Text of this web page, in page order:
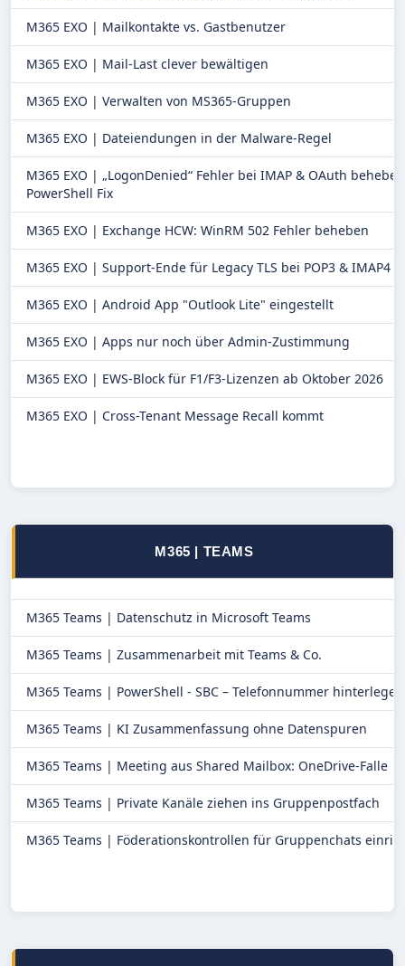
M365 EXO | Mailkontakte vs. Gastbenutzer
M365 EXO | Mail-Last clever bewältigen
M365 EXO | Verwalten von MS365‑Gruppen
M365 EXO | Dateiendungen in der Malware-Regel
M365 EXO | „LogonDenied“ Fehler bei IMAP & OAuth
PowerShell Fix
M365 EXO | Exchange HCW: WinRM 502 Fehler beheben
M365 EXO | Support-Ende für Legacy TLS bei POP3 & IMAP4
M365 EXO | Android App "Outlook Lite" eingestellt
M365 EXO | Apps nur noch über Admin-Zustimmung
M365 EXO | EWS-Block für F1/F3-Lizenzen ab Oktober 2026
M365 EXO | Cross-Tenant Message Recall kommt
M365 | TEAMS
M365 Teams | Datenschutz in Microsoft Teams
M365 Teams | Zusammenarbeit mit Teams & Co.
M365 Teams | PowerShell - SBC – Telefonnummer hinterlegen
M365 Teams | KI Zusammenfassung ohne Datenspuren
M365 Teams | Meeting aus Shared Mailbox: OneDrive-Falle
M365 Teams | Private Kanäle ziehen ins Gruppenpostfach
M365 Teams | Föderationskontrollen für Gruppenchats